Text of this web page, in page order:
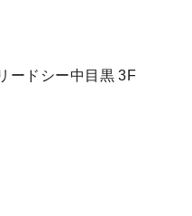
ードシー中目黒 3F